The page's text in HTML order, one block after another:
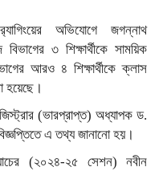
অভিযোগে জগন্নাথ
৩ শিক্ষার্থীকে সাময়িক
আরও ৪ শিক্ষার্থীকে ক্লাস
হয়েছে।
(ভারপ্রাপ্ত) অধ্যাপক ড.
এ তথ্য জানানো হয়।
(২০২৪-২৫ সেশন) নবীন